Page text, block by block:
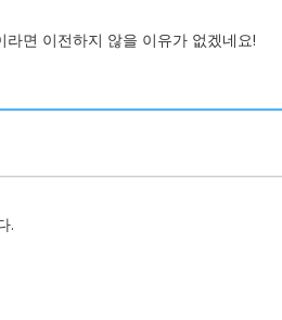
면 이전하지 않을 이유가 없겠네요!
.